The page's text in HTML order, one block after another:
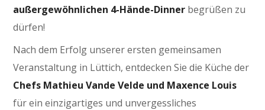
außergewöhnlichen 4-Hände-Dinner begrüßen zu
dürfen!
Nach dem Erfolg unserer ersten gemeinsamen
Veranstaltung in Lüttich, entdecken Sie die Küche der
Chefs Mathieu Vande Velde und Maxence Louis
für ein einzigartiges und unvergessliches